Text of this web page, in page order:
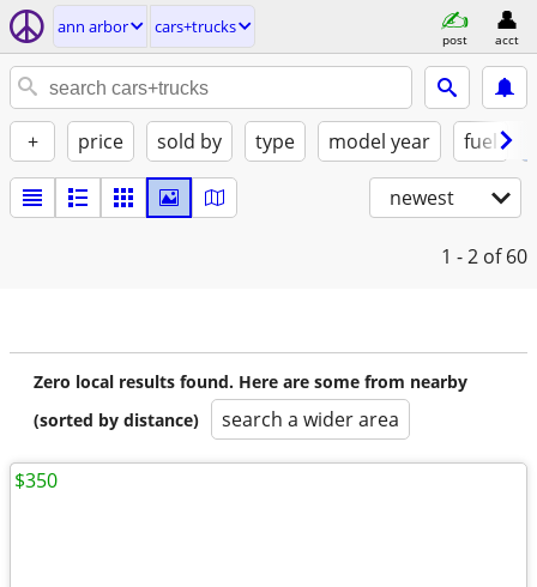
ann arbor cars+trucks
post acct
+ price sold by type model year fuel
newest
1 - 2 of 60
Zero local results found. Here are some from nearby
(sorted by distance)
search a wider area
$350